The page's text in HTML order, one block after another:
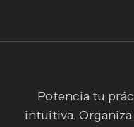
Potencia tu
intuitiva.